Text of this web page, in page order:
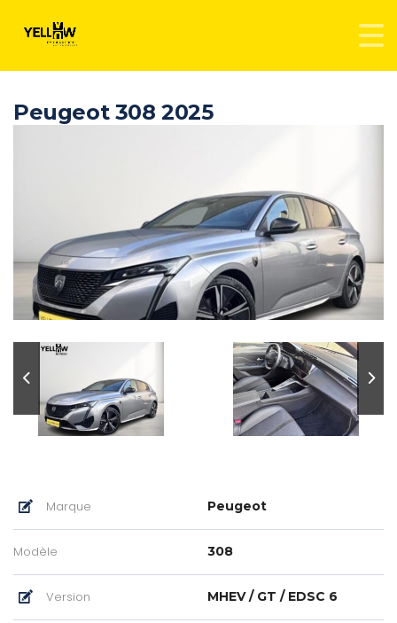
Peugeot 308 2025
Marque Peugeot
Modèle 308
Version MHEV / GT / EDSC 6